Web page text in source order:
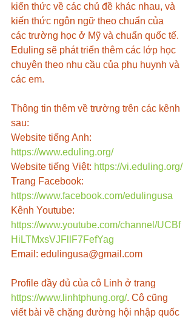
kiến thức về các chủ đề khác nhau, và
kiến thức ngôn ngữ theo chuẩn của
các trường học ở Mỹ và chuẩn quốc tế.
Eduling sẽ phát triển thêm các lớp học
chuyên theo nhu cầu của phụ huynh và
các em.
Thông tin thêm về trường trên các kênh
sau:
Website tiếng Anh:
https://www.eduling.org/
Website tiếng Việt: https://vi.eduling.org/
Trang Facebook:
https://www.facebook.com/edulingusa
Kênh Youtube:
https://www.youtube.com/channel/UCBf
HiLTMxsVJFllF7FefYag
Email: edulingusa@gmail.com
Profile đầy đủ của cô Linh ở trang
https://www.linhtphung.org/. Cô cũng
viết bài về chặng đường hội nhập quốc